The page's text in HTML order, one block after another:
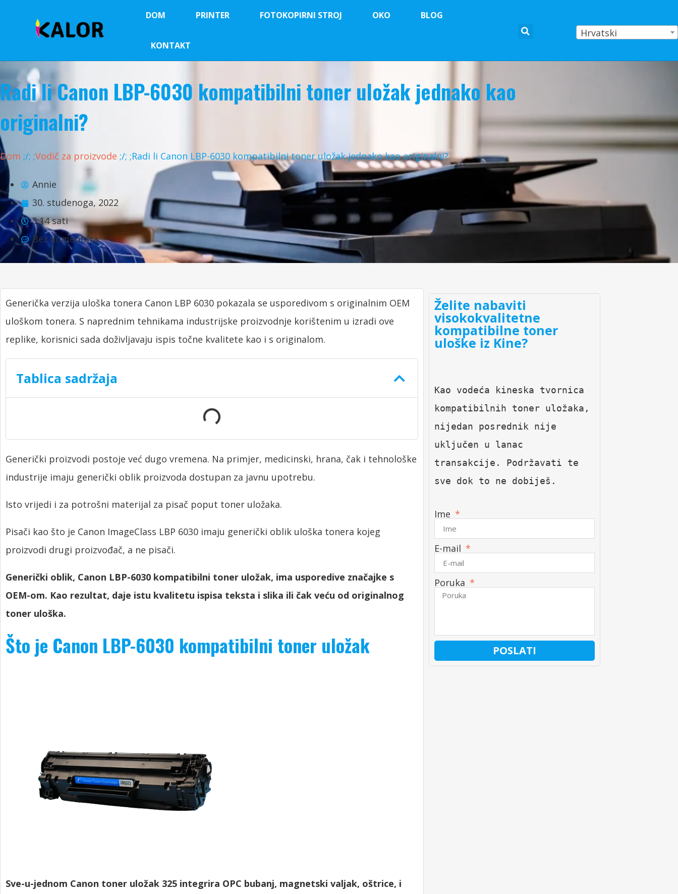
DOM PRINTER FOTOKOPIRNI STROJ OKO BLOG
KONTAKT
Hrvatski
Radi li Canon LBP-6030 kompatibilni toner uložak jednako kao
originalni?
Dom ;/; ;Vodič za proizvode ;/; ;Radi li Canon LBP-6030 kompatibilni toner uložak jednako kao originalni?
Annie
30. studenoga, 2022
3:14 sati
Bez komentara
Generička verzija uloška tonera Canon LBP 6030 pokazala se usporedivom s originalnim OEM
uloškom tonera. S naprednim tehnikama industrijske proizvodnje korištenim u izradi ove
replike, korisnici sada doživljavaju ispis točne kvalitete kao i s originalom.
Tablica sadržaja
Generički proizvodi postoje već dugo vremena. Na primjer, medicinski, hrana, čak i tehnološke
industrije imaju generički oblik proizvoda dostupan za javnu upotrebu.
Isto vrijedi i za potrošni materijal za pisač poput toner uložaka.
Pisači kao što je Canon ImageClass LBP 6030 imaju generički oblik uloška tonera kojeg
proizvodi drugi proizvođač, a ne pisači.
Generički oblik, Canon LBP-6030 kompatibilni toner uložak, ima usporedive značajke s
OEM-om. Kao rezultat, daje istu kvalitetu ispisa teksta i slika ili čak veću od originalnog
toner uloška.
Što je Canon LBP-6030 kompatibilni toner uložak
Sve-u-jednom Canon toner uložak 325 integrira OPC bubanj, magnetski valjak, oštrice, i
Želite nabaviti
visokokvalitetne
kompatibilne toner
uloške iz Kine?
Kao vodeća kineska tvornica
kompatibilnih toner uložaka,
nijedan posrednik nije
uključen u lanac
transakcije. Podržavati te
sve dok to ne dobiješ.
Ime
E-mail
Poruka
POSLATI